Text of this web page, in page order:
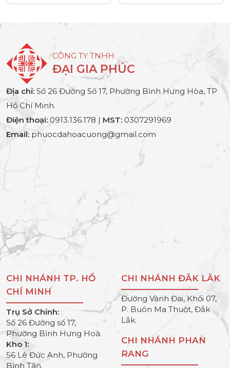
CÔNG TY TNHH
ĐẠI GIA PHÚC
Địa chỉ: Số 26 Đường Số 17, Phường Bình Hưng Hòa, TP
Hồ Chí Minh.
Điện thoại: 0913.136.178 | MST: 0307291969
Email: phuocdahoacuong@gmail.com
CHI NHÁNH TP. HỒ
CHÍ MINH
Trụ Sở Chính:
Số 26 Đường số 17,
Phường Bình Hưng Hoà.
Kho 1:
56 Lê Đức Anh, Phường
Bình Tân.
CHI NHÁNH ĐĂK LĂK
Đường Vành Đai, Khối 07,
P. Buôn Ma Thuột, Đắk
Lắk.
CHI NHÁNH PHAN
RANG